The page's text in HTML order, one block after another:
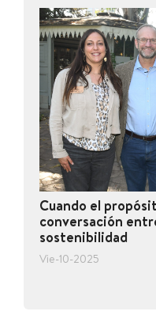
Cuando el
conversación
sostenibilidad
Vie-10-2025